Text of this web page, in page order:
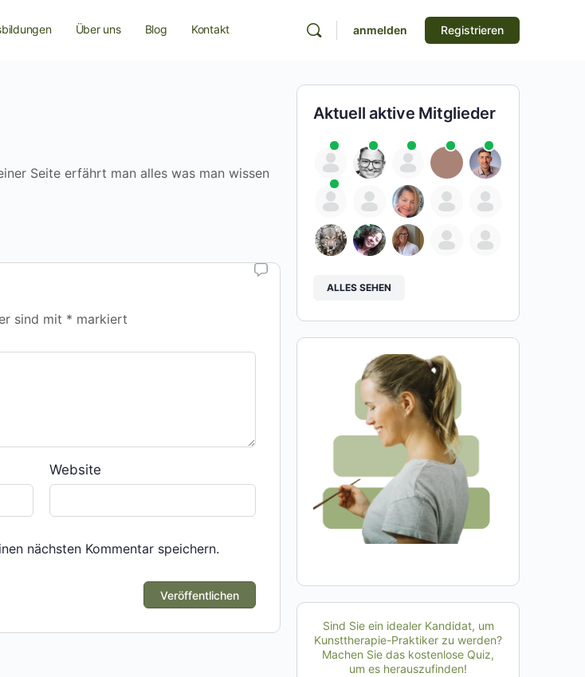
Über uns Blog Kontakt anmelden Registrieren
Seite erfährt man alles was man wissen
sind mit * markiert
Website
nächsten Kommentar speichern.
Aktuell aktive Mitglieder
ALLES SEHEN
Sind Sie ein idealer Kandidat, um
Kunsttherapie-Praktiker zu werden?
Machen Sie das kostenlose Quiz,
um es herauszufinden!